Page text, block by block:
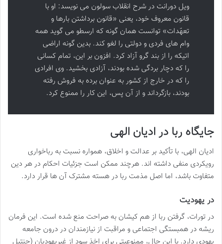
ویل دورانت در شرح انقلاب سولون می نویسد: او با
قانون معروف خود، یعنی «قانون برداشتن بارها و
تعهّدات» توانست همان گونه که ارسطو می گوید همه
وام های فردی و دولتی را لغو کند. بدین گونه اراضی
اتیکه را از بند گرو آزاد کرد. افزون بر این، تمام کسانی
را که دچار بردگی شده بودند، آزادی بخشید. وی افرادی
را که در خارج از کشور به عنوان برده به فروش رفته
بودند، بازگرداند و از آن پس، این کار را ممنوع کرد.
جایگاه ربا در ادیان الهی
ادیان الهی، با تأکید بر عدالت و اخلاق، همواره نسبت به رباخواری
رویکردی منفی داشته اند. هرچند ممکن است جزئیات احکام در هر دین
متفاوت باشد، اما اصل مذمت ربا در هسته مشترک آن ها قرار دارد.
در یهودیت
در تورات، گرفتن ربا از هم کیشان به صراحت منع شده است. این فرمان
ریشه در همبستگی اجتماعی و مراقبت از نیازمندان در درون جامعه